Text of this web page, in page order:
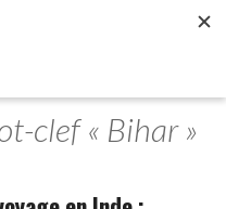
clef « Bihar »